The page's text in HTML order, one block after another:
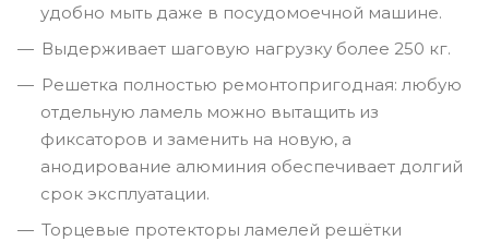
удобно мыть даже в посудомоечной машине.
Выдерживает шаговую нагрузку более 250 кг.
Решетка полностью ремонтопригодная: любую
отдельную ламель можно вытащить из
фиксаторов и заменить на новую, а
анодирование алюминия обеспечивает долгий
срок эксплуатации.
Торцевые протекторы ламелей решётки